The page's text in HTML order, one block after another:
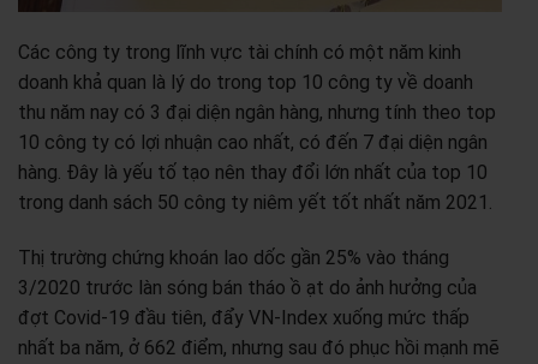
Các công ty trong lĩnh vực tài chính có một năm kinh
doanh khả quan là lý do trong top 10 công ty về doanh
thu năm nay có 3 đại diện ngân hàng, nhưng tính theo top
10 công ty có lợi nhuận cao nhất, có đến 7 đại diện ngân
hàng. Đây là yếu tố tạo nên thay đổi lớn nhất của top 10
trong danh sách 50 công ty niêm yết tốt nhất năm 2021.
Thị trường chứng khoán lao dốc gần 25% vào tháng
3/2020 trước làn sóng bán tháo ồ ạt do ảnh hưởng của
đợt Covid-19 đầu tiên, đẩy VN-Index xuống mức thấp
nhất ba năm, ở 662 điểm, nhưng sau đó phục hồi mạnh mẽ